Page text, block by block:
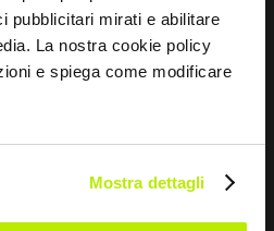
pubblicitari mirati e abilitare
La nostra cookie policy
e spiega come modificare
Mostra dettagli
EN SAVOIR PLUS